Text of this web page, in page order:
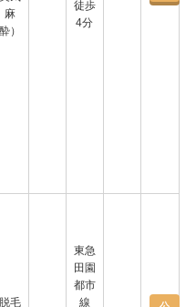
麻
酔）
徒歩
4分
脱毛
東急
田園
都市
線